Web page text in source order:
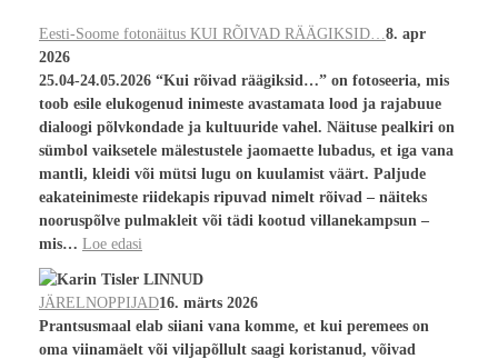
Eesti-Soome fotonäitus KUI RÕIVAD RÄÄGIKSID… 8. apr
2026
25.04-24.05.2026 “Kui rõivad räägiksid…” on fotoseeria, mis
toob esile elukogenud inimeste avastamata lood ja rajabuue
dialoogi põlvkondade ja kultuuride vahel. Näituse pealkiri on
sümbol vaiksetele mälestustele jaomaette lubadus, et iga vana
mantli, kleidi või mütsi lugu on kuulamist väärt. Paljude
eakateinimeste riidekapis ripuvad nimelt rõivad – näiteks
nooruspõlve pulmakleit või tädi kootud villanekampsun –
mis… Loe edasi
JÄRELNOPPIJAD16. märts 2026
Prantsusmaal elab siiani vana komme, et kui peremees on
oma viinamäelt või viljapõllult saagi koristanud, võivad